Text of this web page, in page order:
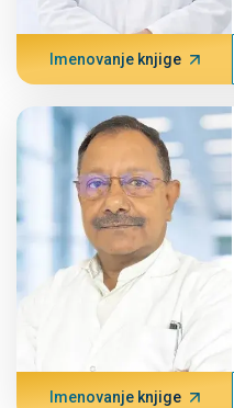
Imenovanje knjige
Imenovanje knjige